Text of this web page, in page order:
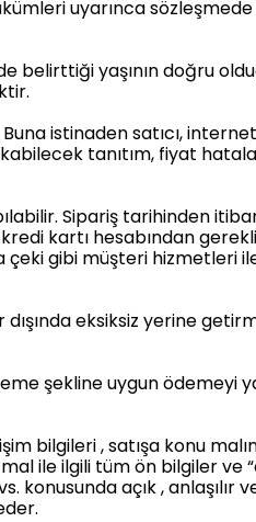
uyarınca
belirttiği yaşının doğru
istinaden satıcı,
tanıtım, fiyat
Sipariş tarihinden
kartı hesabından
çeki gibi müşteri hizmetleri
eksiksiz yerine
şekline uygun ödemeyi
bilgileri , satışa konu
ile ilgili tüm ön bilgiler ve
konusunda açık , anlaşılır